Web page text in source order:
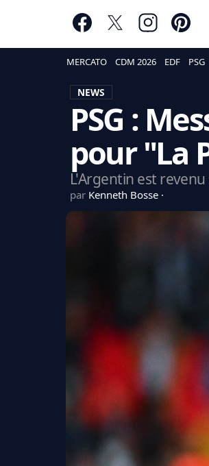
MERCATO CDM 2026 EDF PSG
NEWS
PSG :
pour "La
L'Argentin est
par Kenneth Bosse